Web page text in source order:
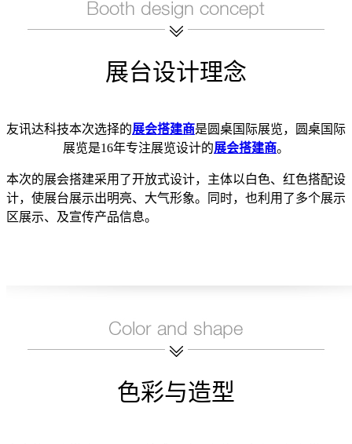
展台设计理念
友讯达科技本次选择的展会搭建商是圆桌国际展览，圆桌国际
展览是16年专注展览设计的展会搭建商。
本次的展会搭建采用了开放式设计，主体以白色、红色搭配设
计，使展台展示出明亮、大气形象。同时，也利用了多个展示
区展示、及宣传产品信息。
色彩与造型